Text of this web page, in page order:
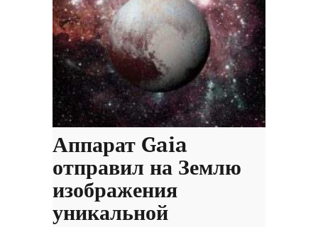
Аппарат Gaia
отправил на Землю
изображения
уникальной